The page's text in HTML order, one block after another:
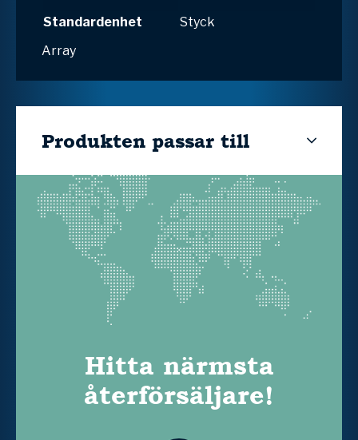
Standardenhet
Styck
Array
Produkten passar till
Hitta närmsta
återförsäljare!